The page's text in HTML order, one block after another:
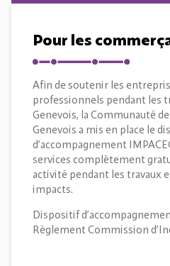
Pour les
Afin de soutenir les
professionnels pendant les
Genevois, la Communauté
Genevois a mis en place le
d’accompagnement
services complètement
activité pendant les travaux
impacts.
Dispositif
Règlement Commission